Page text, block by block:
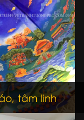
tâm linh